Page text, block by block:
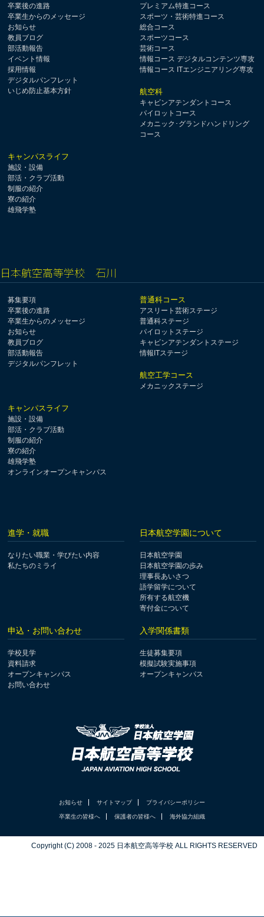
卒業後の進路
卒業生からのメッセージ
お知らせ
教員ブログ
部活動報告
イベント情報
採用情報
デジタルパンフレット
いじめ防止基本方針
プレミアム特進コース
スポーツ・芸術特進コース
総合コース
スポーツコース
芸術コース
情報コース デジタルコンテンツ専攻
情報コース ITエンジニアリング専攻
航空科
キャビンアテンダントコース
パイロットコース
メカニック･グランドハンドリング
コース
キャンパスライフ
施設・設備
部活・クラブ活動
制服の紹介
寮の紹介
雄飛学塾
日本航空高等学校 石川
募集要項
卒業後の進路
卒業生からのメッセージ
お知らせ
教員ブログ
部活動報告
デジタルパンフレット
普通科コース
アスリート芸術ステージ
普通科ステージ
パイロットステージ
キャビンアテンダントステージ
情報ITステージ
航空工学コース
メカニックステージ
キャンパスライフ
施設・設備
部活・クラブ活動
制服の紹介
寮の紹介
雄飛学塾
オンラインオープンキャンパス
進学・就職
なりたい職業・学びたい内容
私たちのミライ
日本航空学園について
日本航空学園
日本航空学園の歩み
理事長あいさつ
語学留学について
所有する航空機
寄付金について
申込・お問い合わせ
学校見学
資料請求
オープンキャンパス
お問い合わせ
入学関係書類
生徒募集要項
模擬試験実施事項
オープンキャンパス
お知らせ サイトマップ プライバシーポリシー
卒業生の皆様へ 保護者の皆様へ 海外協力組織
Copyright (C) 2008 - 2025 日本航空高等学校 ALL RIGHTS RESERVED